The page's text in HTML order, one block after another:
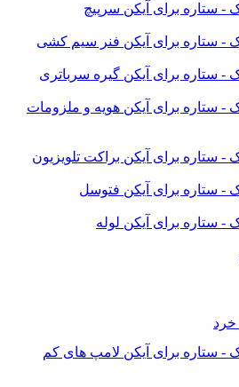
سرپیچ
فنر سیم کشی
گیره سرباتری
هویه و ملزومات
براکت تلویزیون
فتوسل
لوله
لامپ های کم